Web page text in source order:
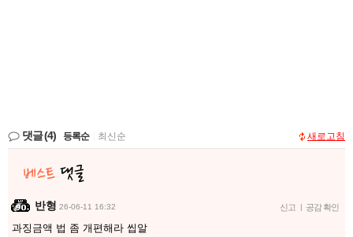
댓글(4) 등록순 최신순 새로고침
반형 26-06-11 16:32 신고 | 공감 확인
과징금액 법 좀 개편해라 씹알